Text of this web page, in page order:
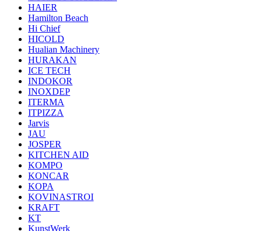
HAIER
Hamilton Beach
Hi Chief
HICOLD
Hualian Machinery
HURAKAN
ICE TECH
INDOKOR
INOXDEP
ITERMA
ITPIZZA
Jarvis
JAU
JOSPER
KITCHEN AID
KOMPO
KONCAR
KOPA
KOVINASTROI
KRAFT
KT
KunstWerk